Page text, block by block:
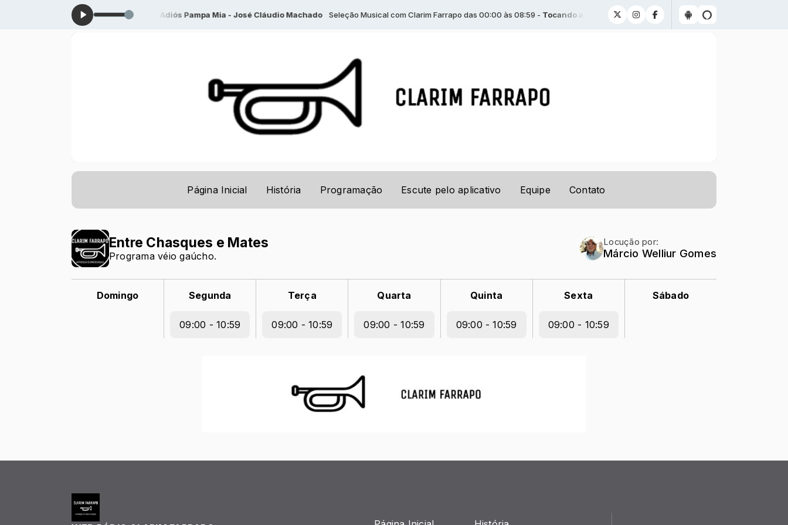
das 00:00 às 08:59 -Tocando agora: Adiós Pampa Mia - José Cláudio Machado Seleção Musical com Clarim Farrapo das 00:00 às 08:59 -Tocando agora: Adiós Pampa Mia - José Cláudio Machado
Página Inicial História Programação Escute pelo aplicativo Equipe Contato
Entre Chasques e Mates
Programa véio gaúcho.
Locução por:
Márcio Welliur Gomes
Domingo Segunda
09:00 - 10:59
Terça
09:00 - 10:59
Quarta
09:00 - 10:59
Quinta
09:00 - 10:59
Sexta
09:00 - 10:59
Sábado